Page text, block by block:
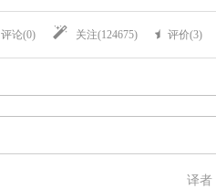
评论(0) 关注(124675) 评价(3)
译者